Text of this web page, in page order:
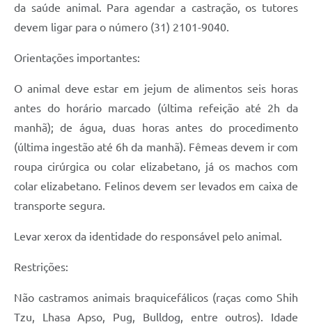
da saúde animal. Para agendar a castração, os tutores
devem ligar para o número (31) 2101-9040.
Orientações importantes:
O animal deve estar em jejum de alimentos seis horas
antes do horário marcado (última refeição até 2h da
manhã); de água, duas horas antes do procedimento
(última ingestão até 6h da manhã). Fêmeas devem ir com
roupa cirúrgica ou colar elizabetano, já os machos com
colar elizabetano. Felinos devem ser levados em caixa de
transporte segura.
Levar xerox da identidade do responsável pelo animal.
Restrições:
Não castramos animais braquicefálicos (raças como Shih
Tzu, Lhasa Apso, Pug, Bulldog, entre outros). Idade